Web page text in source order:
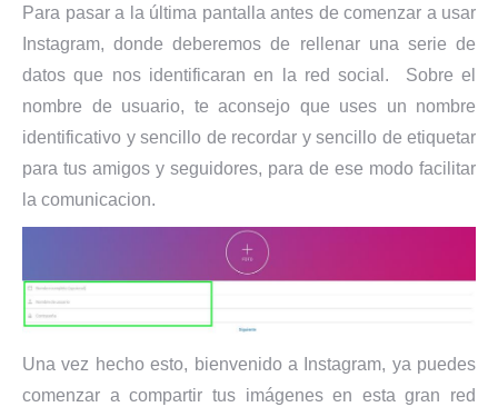
Para pasar a la última pantalla antes de comenzar a usar
Instagram, donde deberemos de rellenar una serie de
datos que nos identificaran en la red social. Sobre el
nombre de usuario, te aconsejo que uses un nombre
identificativo y sencillo de recordar y sencillo de etiquetar
para tus amigos y seguidores, para de ese modo facilitar
la comunicacion.
Una vez hecho esto, bienvenido a Instagram, ya puedes
comenzar a compartir tus imágenes en esta gran red